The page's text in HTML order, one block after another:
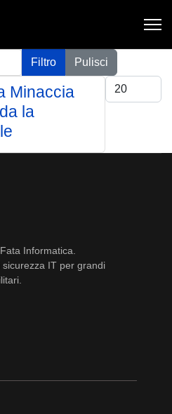
Filtro
Pulisci
Visualizza #
Minaccia
la
Informatica.
IT per grandi